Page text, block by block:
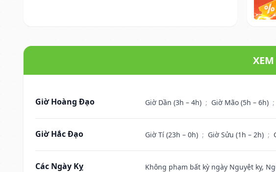
Giờ Hoàng Đạo Giờ Dần (3h – 4h) ; Giờ Mão (5h – 6h) ;
Giờ Hắc Đạo Giờ Tí (23h – 0h) ; Giờ Sửu (1h – 2h) ;
Các Ngày Kỵ Không phạm bất kỳ ngày Nguyệt kỵ,